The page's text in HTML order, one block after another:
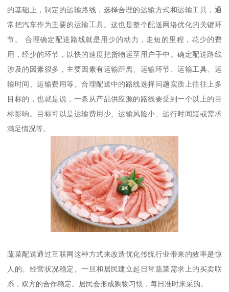
的基础上，制定的运输路线，选择合理的运输方式和运输工具，通
常把汽车作为主要的运输工具。这也是整个配送网络优化的关键环
节。 合理确定配送路线就是用少的动力，走短的里程，花少的费
用，经少的环节，以快的速度把货物运至用户手中。确定配送路线
涉及的因素很多，主要因素有运输距离、运输环节、运输工具、运
输时间、运输费用等。合理配送中的路线选择问题实质上往往上多
目标的，也就是说，一条从产品供应源的路线要受到一个以上的目
标影响。目标可以是运输费用少、运输风险小、运行时间短或需求
满足情况等。
蔬菜配送通过互联网这种方式来改造优化传统行业带来的效率是惊
人的。经营状况稳定。一旦和居民建立起日常蔬菜需求上的买卖联
系，双方的合作稳定。居民会形成购物习惯，每日准时来采购。